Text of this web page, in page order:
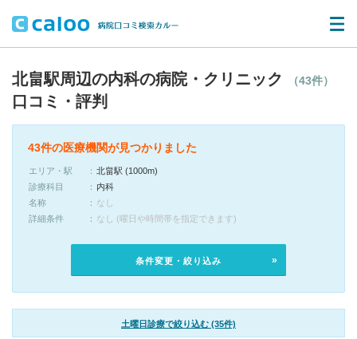
北畠駅周辺の内科の病院・クリニック （43件）
口コミ・評判
43件の医療機関が見つかりました
エリア・駅
北畠駅 (1000m)
診療科目
内科
名称
なし
詳細条件
なし (曜日や時間帯を指定できます)
条件変更・絞り込み
土曜日診療で絞り込む (35件)